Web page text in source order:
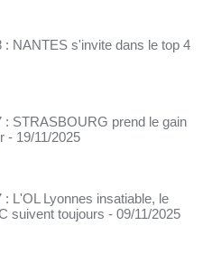
: NANTES s'invite dans le top 4
: STRASBOURG prend le gain
- 19/11/2025
L'OL Lyonnes insatiable, le
suivent toujours - 09/11/2025